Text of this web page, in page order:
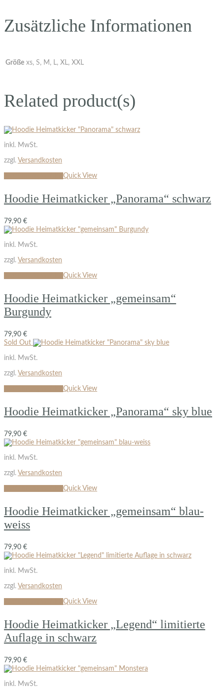
Zusätzliche Informationen
Größe xs, S, M, L, XL, XXL
Related product(s)
inkl. MwSt.
zzgl. Versandkosten
Quick View
Hoodie Heimatkicker „Panorama“ schwarz
79,90 €
inkl. MwSt.
zzgl. Versandkosten
Quick View
Hoodie Heimatkicker „gemeinsam“
Burgundy
79,90 €
Sold Out
inkl. MwSt.
zzgl. Versandkosten
Quick View
Hoodie Heimatkicker „Panorama“ sky blue
79,90 €
inkl. MwSt.
zzgl. Versandkosten
Quick View
Hoodie Heimatkicker „gemeinsam“ blau-
weiss
79,90 €
inkl. MwSt.
zzgl. Versandkosten
Quick View
Hoodie Heimatkicker „Legend“ limitierte
Auflage in schwarz
79,90 €
inkl. MwSt.